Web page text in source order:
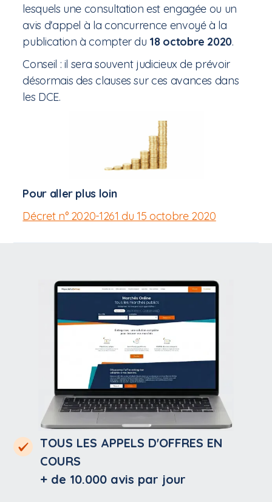
lesquels une consultation est engagée ou un
avis d'appel à la concurrence envoyé à la
publication à compter du 18 octobre 2020.
Conseil : il sera souvent judicieux de prévoir
désormais des clauses sur ces avances dans
les DCE.
Pour aller plus loin
Décret n° 2020-1261 du 15 octobre 2020
TOUS LES APPELS D'OFFRES EN
COURS
+ de 10.000 avis par jour